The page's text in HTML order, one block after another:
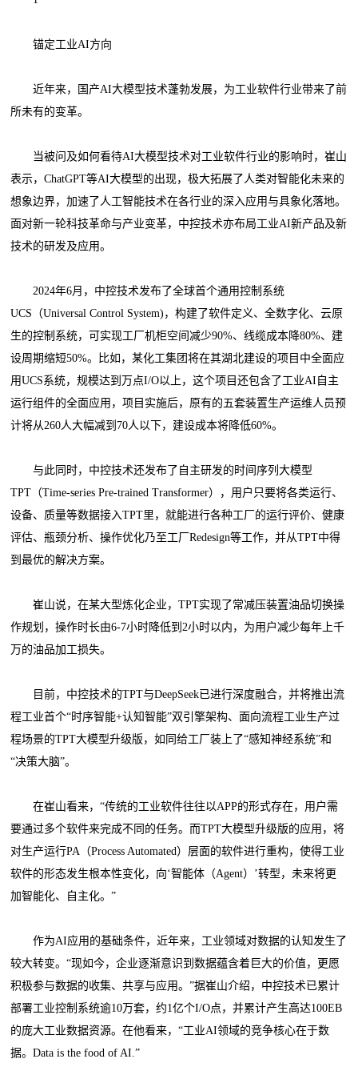
锚定工业AI方向
近年来，国产AI大模型技术蓬勃发展，为工业软件行业带来了前
所未有的变革。
当被问及如何看待AI大模型技术对工业软件行业的影响时，崔山
表示，ChatGPT等AI大模型的出现，极大拓展了人类对智能化未来的
想象边界，加速了人工智能技术在各行业的深入应用与具象化落地。
面对新一轮科技革命与产业变革，中控技术亦布局工业AI新产品及新
技术的研发及应用。
2024年6月，中控技术发布了全球首个通用控制系统
UCS（Universal Control System)，构建了软件定义、全数字化、云原
生的控制系统，可实现工厂机柜空间减少90%、线缆成本降80%、建
设周期缩短50%。比如，某化工集团将在其湖北建设的项目中全面应
用UCS系统，规模达到万点I/O以上，这个项目还包含了工业AI自主
运行组件的全面应用，项目实施后，原有的五套装置生产运维人员预
计将从260人大幅减到70人以下，建设成本将降低60%。
与此同时，中控技术还发布了自主研发的时间序列大模型
TPT（Time-series Pre-trained Transformer），用户只要将各类运行、
设备、质量等数据接入TPT里，就能进行各种工厂的运行评价、健康
评估、瓶颈分析、操作优化乃至工厂Redesign等工作，并从TPT中得
到最优的解决方案。
崔山说，在某大型炼化企业，TPT实现了常减压装置油品切换操
作规划，操作时长由6-7小时降低到2小时以内，为用户减少每年上千
万的油品加工损失。
目前，中控技术的TPT与DeepSeek已进行深度融合，并将推出流
程工业首个“时序智能+认知智能”双引擎架构、面向流程工业生产过
程场景的TPT大模型升级版，如同给工厂装上了“感知神经系统”和
“决策大脑”。
在崔山看来，“传统的工业软件往往以APP的形式存在，用户需
要通过多个软件来完成不同的任务。而TPT大模型升级版的应用，将
对生产运行PA（Process Automated）层面的软件进行重构，使得工业
软件的形态发生根本性变化，向‘智能体（Agent）’转型，未来将更
加智能化、自主化。”
作为AI应用的基础条件，近年来，工业领域对数据的认知发生了
较大转变。“现如今，企业逐渐意识到数据蕴含着巨大的价值，更愿
积极参与数据的收集、共享与应用。”据崔山介绍，中控技术已累计
部署工业控制系统逾10万套，约1亿个I/O点，并累计产生高达100EB
的庞大工业数据资源。在他看来，“工业AI领域的竞争核心在于数
据。Data is the food of AI.”